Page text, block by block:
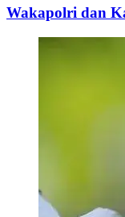
Wakapolri dan